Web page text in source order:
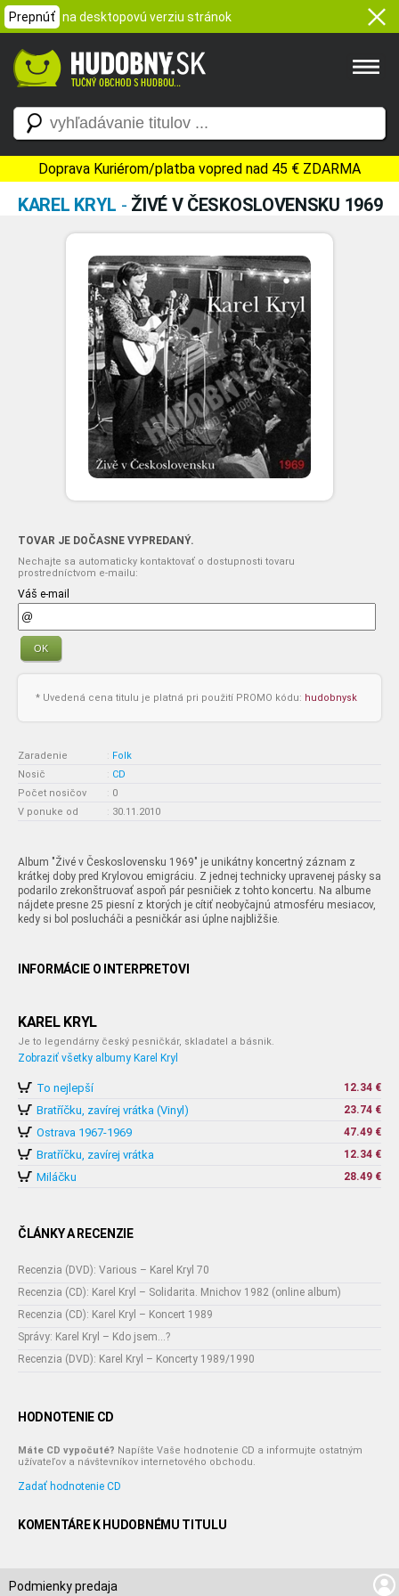
Prepnúť na desktopovú verziu stránok
Doprava Kuriérom/platba vopred nad 45 € ZDARMA
KAREL KRYL - ŽIVÉ V ČESKOSLOVENSKU 1969
TOVAR JE DOČASNE VYPREDANÝ.
Nechajte sa automaticky kontaktovať o dostupnosti tovaru
prostredníctvom e-mailu:
Váš e-mail
OK
* Uvedená cena titulu je platná pri použití PROMO kódu: hudobnysk
Zaradenie : Folk
Nosič
: CD
Počet nosičov
: 0
V ponuke od
: 30.11.2010
Album "Živé v Československu 1969" je unikátny koncertný záznam z
krátkej doby pred Krylovou emigráciu. Z jednej technicky upravenej pásky sa
podarilo zrekonštruovať aspoň pár pesničiek z tohto koncertu. Na albume
nájdete presne 25 piesní z ktorých je cítiť neobyčajnú atmosféru mesiacov,
kedy si bol poslucháči a pesničkár asi úplne najbližšie.
INFORMÁCIE O INTERPRETOVI
KAREL KRYL
Je to legendárny český pesničkár, skladatel a básnik.
Zobraziť všetky albumy Karel Kryl
To nejlepší 12.34 €
Bratříčku, zavírej vrátka (Vinyl) 23.74 €
Ostrava 1967-1969 47.49 €
Bratříčku, zavírej vrátka 12.34 €
Miláčku 28.49 €
ČLÁNKY A RECENZIE
Recenzia (DVD): Various – Karel Kryl 70
Recenzia (CD): Karel Kryl – Solidarita. Mnichov 1982 (online album)
Recenzia (CD): Karel Kryl – Koncert 1989
Správy: Karel Kryl – Kdo jsem...?
Recenzia (DVD): Karel Kryl – Koncerty 1989/1990
HODNOTENIE CD
Máte CD vypočuté? Napíšte Vaše hodnotenie CD a informujte ostatným
užívateľov a návštevníkov internetového obchodu.
Zadať hodnotenie CD
KOMENTÁRE K HUDOBNÉMU TITULU
Podmienky predaja